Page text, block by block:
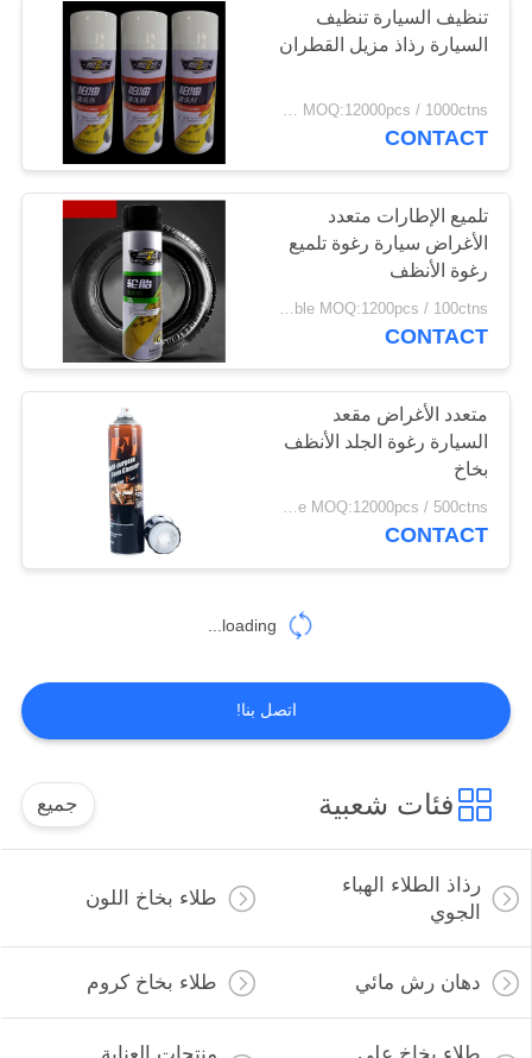
تنظيف السيارة تنظيف
السيارة رذاذ مزيل القطران
CONTACT
تلميع الإطارات متعدد
الأغراض سيارة رغوة تلميع
رغوة الأنظف
negotiable MOQ:1200pcs / 100ctns لكل لون
CONTACT
متعدد الأغراض مقعد
السيارة رغوة الجلد الأنظف
بخاخ
FOB Hongkong USD0.39-USD0.59 per piece MOQ:12000pcs / 500ctns
CONTACT
loading...
اتصل بنا!
فئات شعبية جميع
رذاذ الطلاء الهباء
الجوي
طلاء بخاخ اللون
دهان رش مائي طلاء بخاخ كروم